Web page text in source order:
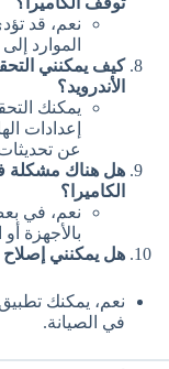
نعم، قد
الموارد
كيف يمكنني
الأندرويد؟
يمكنك
إعدادات
عن
هل هناك مشكلة
الكاميرا؟
نعم، في
بالأجهزة
هل يمكنني إصلاح
نعم، يمكنك
في الصيانة.